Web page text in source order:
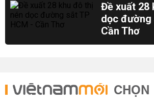
Đề xuất 28
dọc đường
Cần Thơ
CHỌN